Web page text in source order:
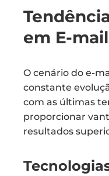
em E-
O cenário do e-
constante
com as últimas
proporcionar
resultados